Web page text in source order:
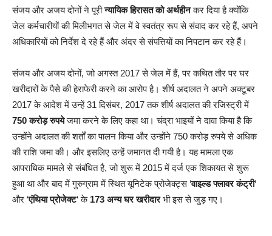
संजय और अजय दोनों ने पूरीन्यायिक हिरासत को अर्थहीनकर दिया है क्योंकि
जेल कर्मचारीयों की मिलीभगत से जेल में वे स्वतंत्र रूप से संवाद कर रहे हैं, अपने
अधिकारियों को निर्देश दे रहे हैं और अंदर से संपत्तियों का निपटान कर रहे हैं।
संजय और अजय दोनों, जो अगस्त 2017 से जेल में हैं, पर कथित तौर पर घर
खरीदारों के पैसे की हेराफेरी करने का आरोप है। शीर्ष अदालत ने अपने अक्टूबर
2017 के आदेश में उन्हें 31 दिसंबर, 2017 तक शीर्ष अदालत की रजिस्ट्री में
750 करोड़ रुपयेजमा करने के लिए कहा था। चंद्रा भाइयों ने दावा किया है कि
उन्होंने अदालत की शर्तों का पालन किया और उन्होंने 750 करोड़ रुपये से अधिक
की राशि जमा की। और इसलिए उन्हें जमानत दी गयी है। यह मामला एक
आपराधिक मामले से संबंधित है, जो शुरू में 2015 में दर्ज एक शिकायत से शुरू
हुआ था और बाद में गुरुग्राम में स्थित यूनिटेक प्रोजेक्ट्स ‘वाइल्ड फ्लावर कंट्री‘
और ‘एंथिया प्रोजेक्ट‘ के 173 अन्य घर खरीदारभी इस से जुड़ गए।